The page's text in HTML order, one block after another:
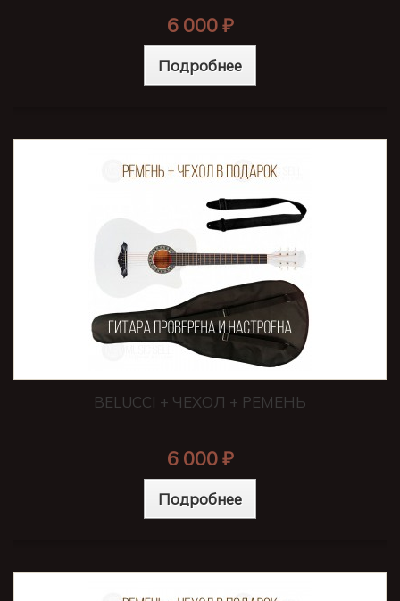
6 000 ₽
Подробнее
BELUCCI + ЧЕХОЛ + РЕМЕНЬ
6 000 ₽
Подробнее